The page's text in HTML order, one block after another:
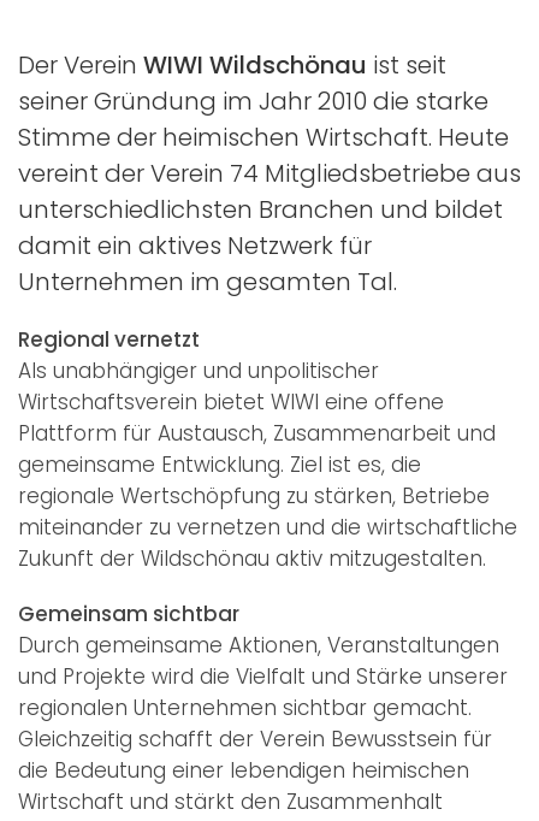
Der Verein WIWI Wildschönau ist seit
seiner Gründung im Jahr 2010 die starke
Stimme der heimischen Wirtschaft. Heute
vereint der Verein 74 Mitgliedsbetriebe aus
unterschiedlichsten Branchen und bildet
damit ein aktives Netzwerk für
Unternehmen im gesamten Tal.
Regional vernetzt
Als unabhängiger und unpolitischer
Wirtschaftsverein bietet WIWI eine offene
Plattform für Austausch, Zusammenarbeit und
gemeinsame Entwicklung. Ziel ist es, die
regionale Wertschöpfung zu stärken, Betriebe
miteinander zu vernetzen und die wirtschaftliche
Zukunft der Wildschönau aktiv mitzugestalten.
Gemeinsam sichtbar
Durch gemeinsame Aktionen, Veranstaltungen
und Projekte wird die Vielfalt und Stärke unserer
regionalen Unternehmen sichtbar gemacht.
Gleichzeitig schafft der Verein Bewusstsein für
die Bedeutung einer lebendigen heimischen
Wirtschaft und stärkt den Zusammenhalt